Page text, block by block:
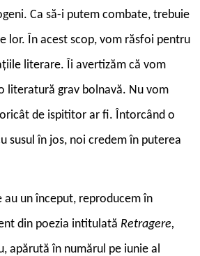
Ca să-i putem combate, trebuie
lor. În acest scop, vom răsfoi pentru
literare. Îi avertizăm că vom
literatură grav bolnavă. Nu vom
de ispititor ar fi. Întorcând o
susul în jos, noi credem în puterea
un început, reproducem în
din poezia intitulată Retragere,
apărută în numărul pe iunie al